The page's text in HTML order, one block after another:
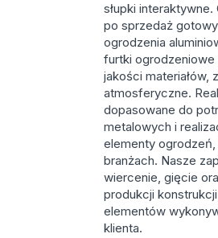
słupki
po sprzedaż
ogrodzenia
furtki ogrodzeniowe
jakości materiałów,
atmosferyczne.
dopasowane do
metalowych i
elementy
branżach. Nasze
wiercenie, gięcie
produkcji
elementów
klienta.